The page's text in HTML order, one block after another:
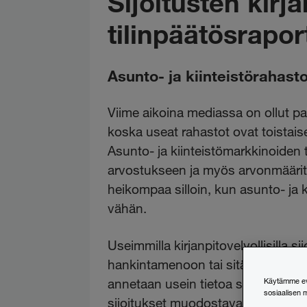
Asunto- ja
Viime aikoina mediassa on ollut
koska useat rahastot ovat
Asunto- ja kiinteistömarkkinoiden
arvostukseen ja myös
heikompaa silloin, kun asunto- ja
vähän.
Useimmilla kirjanpitovelvollisilla
hankintamenoon tai sitä
annetaan usein tietoa
sijoitukset muodostavat
Käytämme
sosiaalisen